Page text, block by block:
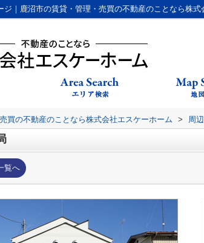
ジ｜鹿沼市の賃貸・管理・売買の不動産のことなら株式
買の不動産のことなら株式会社エスケーホーム > 周
覧へ